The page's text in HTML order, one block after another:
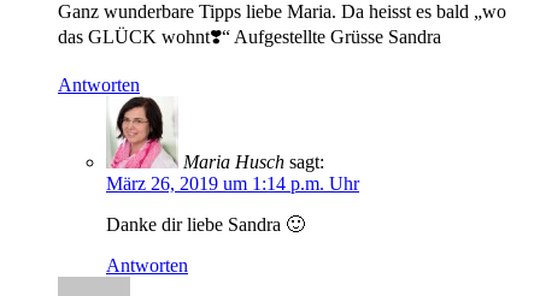
Ganz wunderbare Tipps liebe Maria. Da heisst es bald „wo
das GLÜCK wohnt❣️“ Aufgestellte Grüsse Sandra
Antworten
Maria Husch sagt:
März 26, 2019 um 1:14 p.m. Uhr
Danke dir liebe Sandra 🙂
Antworten